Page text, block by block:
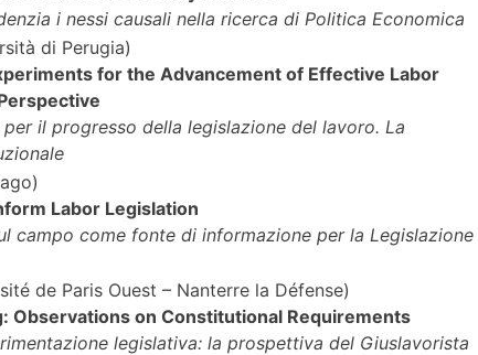
i nessi causali nella ricerca di Politica Economica
di Perugia)
for the Advancement of Effective Labor
il progresso della legislazione del lavoro. La
Labor Legislation
campo come fonte di informazione per la Legislazione
de Paris Ouest – Nanterre la Défense)
Observations on Constitutional Requirements
legislativa: la prospettiva del Giuslavorista